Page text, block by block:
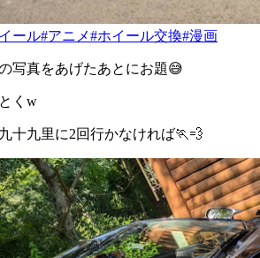
ール#アニメ#ホイール交換#漫画
写真をあげたあとにお題😅
くw
十九里に2回行かなければ🏃💨